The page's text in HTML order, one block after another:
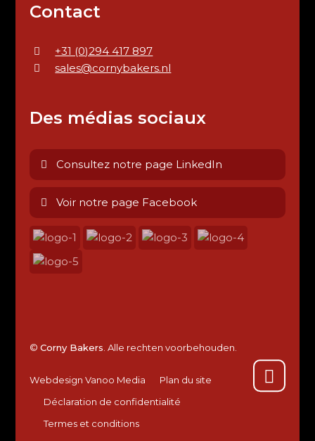
Contact
+31 (0)294 417 897
sales@cornybakers.nl
Des médias sociaux
Consultez notre page LinkedIn
Voir notre page Facebook
©Corny Bakers. Alle rechten voorbehouden.
Webdesign Vanoo Media
Plan du site
Déclaration de confidentialité
Termes et conditions